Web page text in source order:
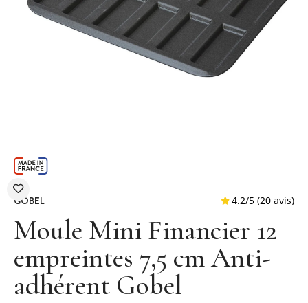
GOBEL
Moule Mini Financier 12
empreintes 7,5 cm Anti-
adhérent Gobel